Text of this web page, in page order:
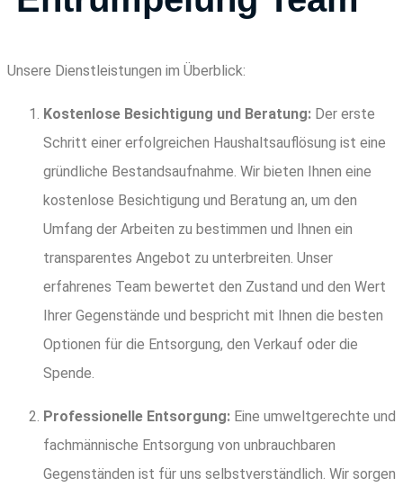
Unsere Dienstleistungen im Überblick:
Kostenlose Besichtigung und Beratung: Der erste
Schritt einer erfolgreichen Haushaltsauflösung ist eine
gründliche Bestandsaufnahme. Wir bieten Ihnen eine
kostenlose Besichtigung und Beratung an, um den
Umfang der Arbeiten zu bestimmen und Ihnen ein
transparentes Angebot zu unterbreiten. Unser
erfahrenes Team bewertet den Zustand und den Wert
Ihrer Gegenstände und bespricht mit Ihnen die besten
Optionen für die Entsorgung, den Verkauf oder die
Spende.
Professionelle Entsorgung: Eine umweltgerechte und
fachmännische Entsorgung von unbrauchbaren
Gegenständen ist für uns selbstverständlich. Wir sorgen